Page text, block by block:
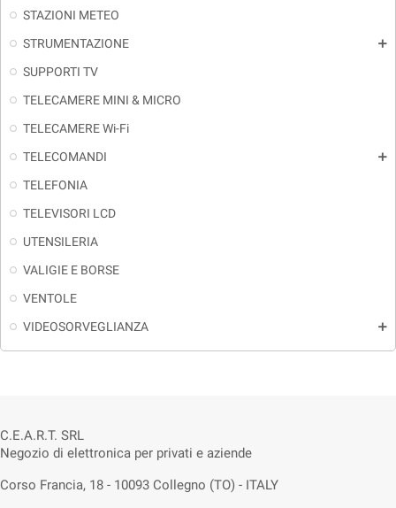
STAZIONI METEO
STRUMENTAZIONE
add
SUPPORTI TV
TELECAMERE MINI & MICRO
TELECAMERE Wi-Fi
TELECOMANDI
add
TELEFONIA
TELEVISORI LCD
UTENSILERIA
VALIGIE E BORSE
VENTOLE
VIDEOSORVEGLIANZA
add
C.E.A.R.T. SRL
Negozio di elettronica per privati e aziende
Corso Francia, 18 - 10093 Collegno (TO) - ITALY